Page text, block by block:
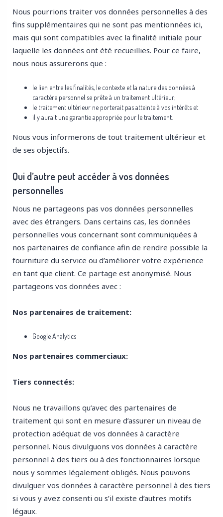
Nous pourrions traiter vos données personnelles à des
fins supplémentaires qui ne sont pas mentionnées ici,
mais qui sont compatibles avec la finalité initiale pour
laquelle les données ont été recueillies. Pour ce faire,
nous nous assurerons que :
le lien entre les finalités, le contexte et la nature des données à
caractère personnel se prête à un traitement ultérieur;
le traitement ultérieur ne porterait pas atteinte à vos intérêts et
il y aurait une garantie appropriée pour le traitement.
Nous vous informerons de tout traitement ultérieur et
de ses objectifs.
Qui d’autre peut accéder à vos données
personnelles
Nous ne partageons pas vos données personnelles
avec des étrangers. Dans certains cas, les données
personnelles vous concernant sont communiquées à
nos partenaires de confiance afin de rendre possible la
fourniture du service ou d’améliorer votre expérience
en tant que client. Ce partage est anonymisé. Nous
partageons vos données avec :
Nos partenaires de traitement:
Google Analytics
Nos partenaires commerciaux:
Tiers connectés:
Nous ne travaillons qu’avec des partenaires de
traitement qui sont en mesure d’assurer un niveau de
protection adéquat de vos données à caractère
personnel. Nous divulguons vos données à caractère
personnel à des tiers ou à des fonctionnaires lorsque
nous y sommes légalement obligés. Nous pouvons
divulguer vos données à caractère personnel à des tiers
si vous y avez consenti ou s’il existe d’autres motifs
légaux.